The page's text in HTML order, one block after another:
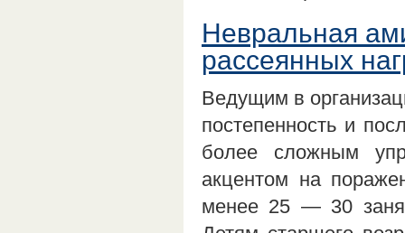
Невральная
рассеянных
Ведущим в
постепенность и
более сложным
акцентом на
менее 25 — 30